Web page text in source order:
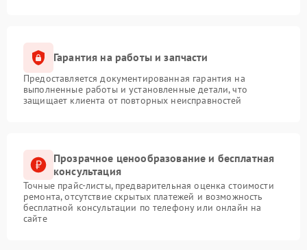
Гарантия на работы и запчасти
Предоставляется документированная гарантия на
выполненные работы и установленные детали, что
защищает клиента от повторных неисправностей
Прозрачное ценообразование и бесплатная
консультация
Точные прайс-листы, предварительная оценка стоимости
ремонта, отсутствие скрытых платежей и возможность
бесплатной консультации по телефону или онлайн на
сайте